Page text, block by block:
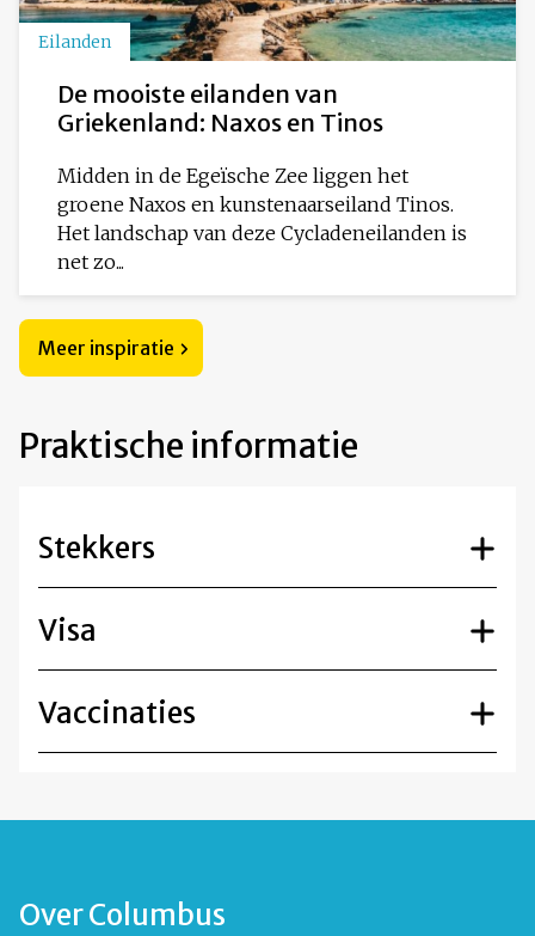
Eilanden
De mooiste eilanden van
Griekenland: Naxos en Tinos
Midden in de Egeïsche Zee liggen het
groene Naxos en kunstenaarseiland Tinos.
Het landschap van deze Cycladeneilanden is
net zo...
Meer inspiratie
Praktische informatie
Stekkers
Visa
Vaccinaties
Over Columbus